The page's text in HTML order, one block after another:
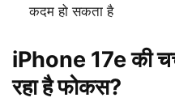
कदम हो सकता है
iPhone 17e की
रहा है फोकस?